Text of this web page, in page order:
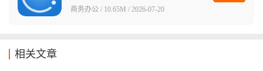
商务办公 / 10.65M / 2026-07-20
相关文章